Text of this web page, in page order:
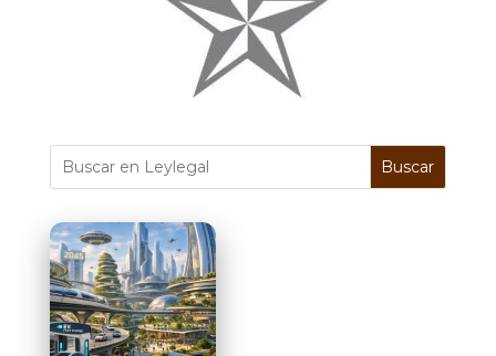
Buscar